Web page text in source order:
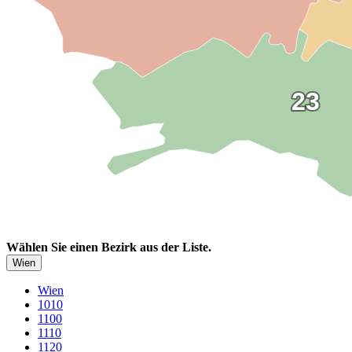
23
23
Wählen Sie einen Bezirk aus der Liste.
Wien
Wien
1010
1100
1110
1120